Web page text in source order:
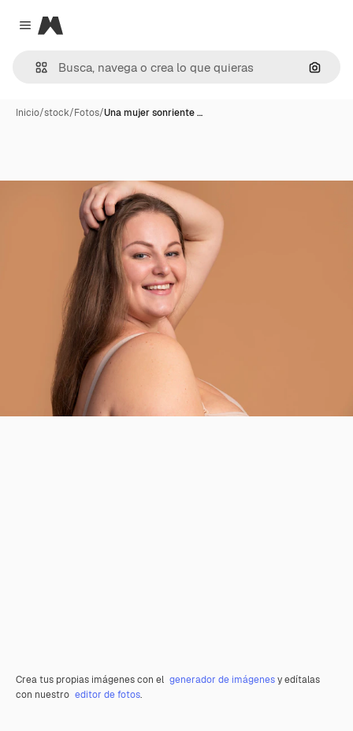
Close menu
Magnific
Inicio/stock/Fotos/Una mujer sonriente …
Crea tus propias imágenes con el generador de imágenesy edítalas
con nuestro editor de fotos.